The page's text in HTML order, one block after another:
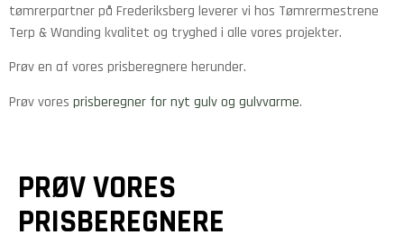
tømrerpartner på Frederiksberg leverer vi hos Tømrermestrene
Terp & Wanding kvalitet og tryghed i alle vores projekter.
Prøv en af vores prisberegnere herunder.
Prøv vores prisberegner for nyt gulv og gulvvarme.
PRØV VORES
PRISBEREGNERE